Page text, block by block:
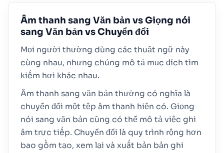
Âm thanh sang Văn bản vs Giọng nói
sang Văn bản vs Chuyển đổi
Mọi người thường dùng các thuật ngữ này
cùng nhau, nhưng chúng mô tả mục đích tìm
kiếm hơi khác nhau.
Âm thanh sang văn bản thường có nghĩa là
chuyển đổi một tệp âm thanh hiện có. Giọng
nói sang văn bản cũng có thể mô tả việc ghi
âm trực tiếp. Chuyển đổi là quy trình rộng hơn
bao gồm tạo, xem lại và xuất bản bản ghi